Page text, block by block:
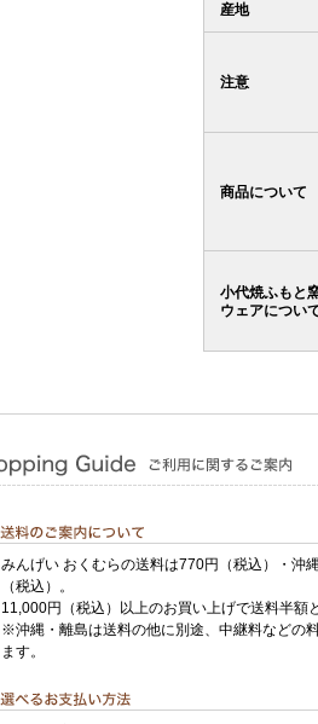
産地
注意
商品について
小代焼ふもと
ウェアについ
みんげい おくむらの送料は770円（税込）・沖
（税込）。
11,000円（税込）以上のお買い上げで送料半額
※沖縄・離島は送料の他に別途、中継料などの
ます。